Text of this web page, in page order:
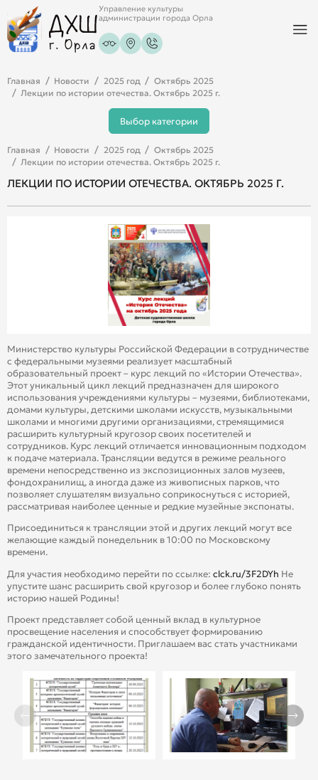
Управление культуры
администрации города Орла
Главная Новости 2025 год
Октябрь 2025
Лекции по истории отечества. Октябрь 2025 г.
Выбор категории
Главная Новости 2025 год
Октябрь 2025
Лекции по истории отечества. Октябрь 2025 г.
ЛЕКЦИИ ПО ИСТОРИИ ОТЕЧЕСТВА. ОКТЯБРЬ 2025 Г.
Министерство культуры Российской Федерации в сотрудничестве
с федеральными музеями реализует масштабный
образовательный проект – курс лекций по «Истории Отечества».
Этот уникальный цикл лекций предназначен для широкого
использования учреждениями культуры – музеями, библиотеками,
домами культуры, детскими школами искусств, музыкальными
школами и многими другими организациями, стремящимися
расширить культурный кругозор своих посетителей и
сотрудников. Курс лекций отличается инновационным подходом
к подаче материала. Трансляции ведутся в режиме реального
времени непосредственно из экспозиционных залов музеев,
фондохранилищ, а иногда даже из живописных парков, что
позволяет слушателям визуально соприкоснуться с историей,
рассматривая наиболее ценные и редкие музейные экспонаты.
Присоединиться к трансляции этой и других лекций могут все
желающие каждый понедельник в 10:00 по Московскому
времени.
Для участия необходимо перейти по ссылке:clck.ru/3F2DYh Не
упустите шанс расширить свой кругозор и более глубоко понять
историю нашей Родины!
Проект представляет собой ценный вклад в культурное
просвещение населения и способствует формированию
гражданской идентичности. Приглашаем вас стать участниками
этого замечательного проекта!